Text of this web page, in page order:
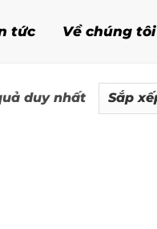
tức Về chúng tôi
duy nhất